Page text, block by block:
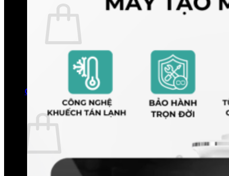
Chưa có sản phẩm trong giỏ hàng.
Quay trở lại cửa hàng
0
Giỏ hàng
Chưa có sản phẩm trong giỏ hàng.